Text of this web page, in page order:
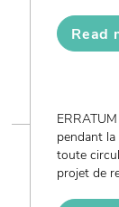
Read
pendant
toute
projet de